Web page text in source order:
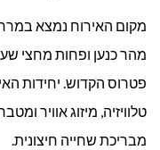
מהר כנען ופחות מחצי
פטרוס הקדוש. יחידות
טלוויזיה, מיזוג אוויר
מבריכת שחייה חיצונית.